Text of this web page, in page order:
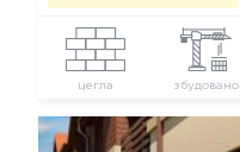
цегла збудовано